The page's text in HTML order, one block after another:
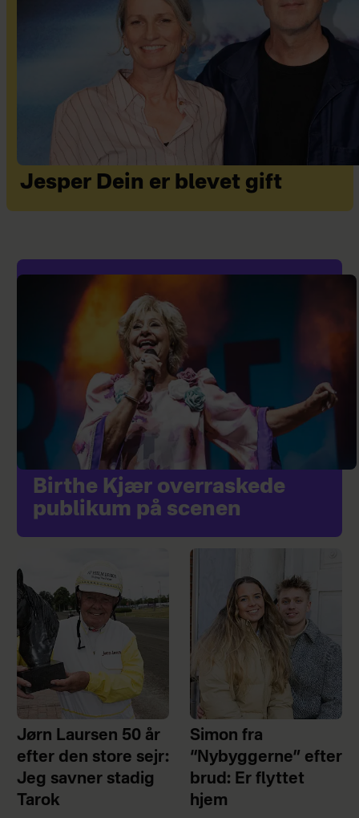
Jesper Dein er blevet gift
Birthe Kjær overraskede
publikum på scenen
Jørn Laursen 50 år
efter den store sejr:
Jeg savner stadig
Tarok
Simon fra
“Nybyggerne” efter
brud: Er flyttet
hjem